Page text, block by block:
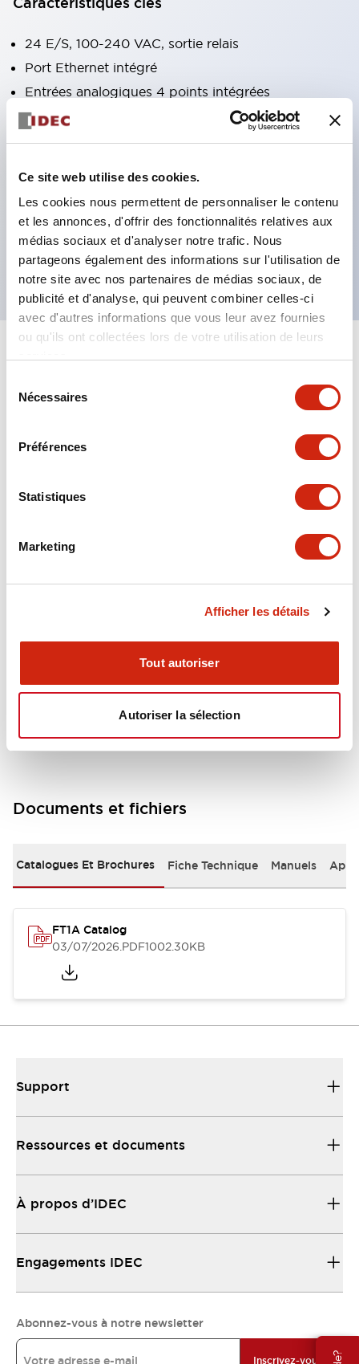
Ce site web utilise des cookies.
Les cookies nous permettent de personnaliser le contenu
et les annonces, d'offrir des fonctionnalités relatives aux
médias sociaux et d'analyser notre trafic. Nous
partageons également des informations sur l'utilisation de
notre site avec nos partenaires de médias sociaux, de
publicité et d'analyse, qui peuvent combiner celles-ci
avec d'autres informations que vous leur avez fournies
ou qu'ils ont collectées lors de votre utilisation de leurs
Nécessaires
Préférences
Statistiques
Marketing
Afficher les détails
Tout autoriser
Autoriser la sélection
24 E/S, 100-240 VAC, sortie relais
Port Ethernet intégré
Entrées analogiques 4 points intégrées
Modbus TCP et RTU
4 x 100 kHz HSC
Port de programmation USB Mini-B
Emplacements dangereux Classe I Div 2
Spécifications Tout développer+
Display Specifications
Certification Specifications
Shipping, Transportation and Warranty
Documents et fichiers
Catalogues Et Brochures Fiche Technique Manuels
FT1A Catalog
03/07/2026.PDF1002.30KB
Support
Ressources et documents
À propos d’IDEC
Engagements IDEC
Abonnez-vous à notre newsletter
Inscrivez-vous